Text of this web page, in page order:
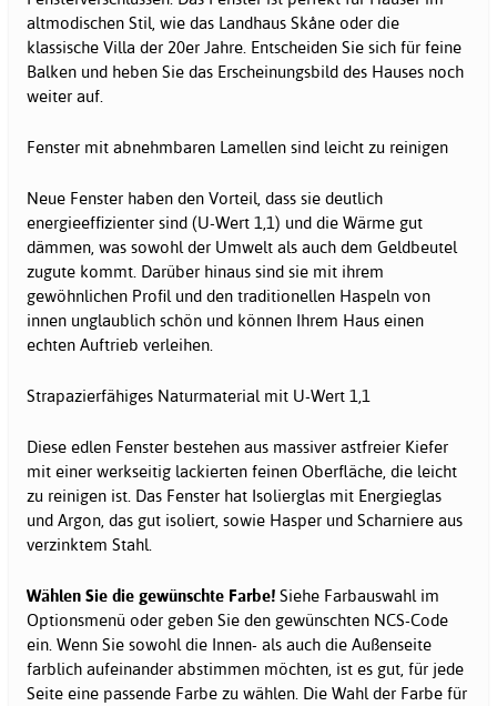
altmodischen Stil, wie das Landhaus Skåne oder die
klassische Villa der 20er Jahre. Entscheiden Sie sich für feine
Balken und heben Sie das Erscheinungsbild des Hauses noch
weiter auf.
Fenster mit abnehmbaren Lamellen sind leicht zu reinigen
Neue Fenster haben den Vorteil, dass sie deutlich
energieeffizienter sind (U-Wert 1,1) und die Wärme gut
dämmen, was sowohl der Umwelt als auch dem Geldbeutel
zugute kommt. Darüber hinaus sind sie mit ihrem
gewöhnlichen Profil und den traditionellen Haspeln von
innen unglaublich schön und können Ihrem Haus einen
echten Auftrieb verleihen.
Strapazierfähiges Naturmaterial mit U-Wert 1,1
Diese edlen Fenster bestehen aus massiver astfreier Kiefer
mit einer werkseitig lackierten feinen Oberfläche, die leicht
zu reinigen ist. Das Fenster hat Isolierglas mit Energieglas
und Argon, das gut isoliert, sowie Hasper und Scharniere aus
verzinktem Stahl.
Wählen Sie die gewünschte Farbe! Siehe Farbauswahl im
Optionsmenü oder geben Sie den gewünschten NCS-Code
ein. Wenn Sie sowohl die Innen- als auch die Außenseite
farblich aufeinander abstimmen möchten, ist es gut, für jede
Seite eine passende Farbe zu wählen. Die Wahl der Farbe für